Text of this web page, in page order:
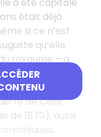
était déjà
si ce n’est
qu’elle
royaume – à
de troubles :
de Cent
de 1870), aussi